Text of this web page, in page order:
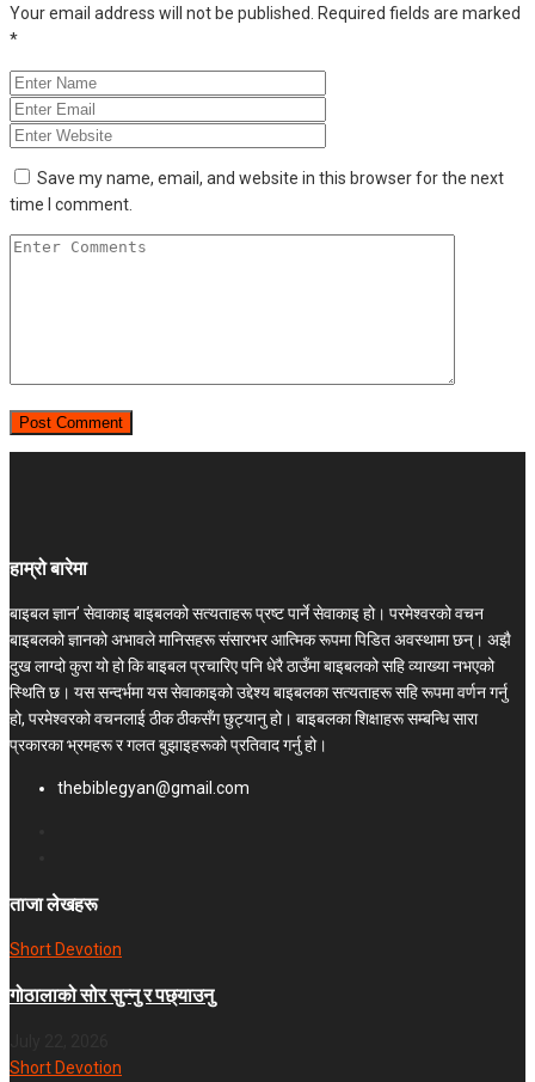
Your email address will not be published. Required fields are marked
*
Save my name, email, and website in this browser for the next
time I comment.
हाम्रो बारेमा
बाइबल ज्ञान’ सेवाकाइ बाइबलको सत्यताहरू प्रष्ट पार्ने सेवाकाइ हो। परमेश्‍वरको वचन
बाइबलको ज्ञानको अभावले मानिसहरू संसारभर आत्मिक रूपमा पिडित अवस्थामा छन्। अझै
दुख लाग्दो कुरा यो हो कि बाइबल प्रचारिए पनि धेरै ठाउँमा बाइबलको सहि व्याख्या नभएको
स्थिति छ। यस सन्दर्भमा यस सेवाकाइको उद्देश्य बाइबलका सत्यताहरू सहि रूपमा वर्णन गर्नु
हो, परमेश्वरको वचनलाई ठीक ठीकसँग छुट्यानु हो। बाइबलका शिक्षाहरू सम्बन्धि सारा
प्रकारका भ्रमहरू र गलत बुझाइहरूको प्रतिवाद गर्नु हो।
thebiblegyan@gmail.com
ताजा लेखहरू
Short Devotion
गोठालाको सोर सुन्नु र पछ्याउनु
Short Devotion